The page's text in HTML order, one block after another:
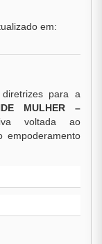
em:
para a
MULHER –
voltada ao
empoderamento